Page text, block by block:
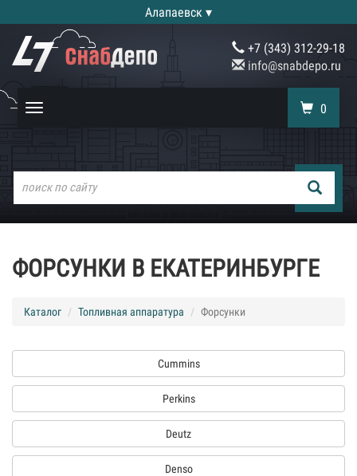
Алапаевск ▾
+7 (343) 312-29-18
info@snabdepo.ru
Toggle
0
ФОРСУНКИ В ЕКАТЕРИНБУРГЕ
Каталог Топливная аппаратура Форсунки
Cummins
Perkins
Deutz
Denso